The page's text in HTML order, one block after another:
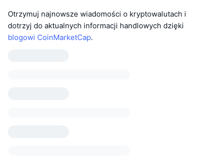
Otrzymuj najnowsze wiadomości o kryptowalutach i
dotrzyj do aktualnych informacji handlowych dzięki
blogowi CoinMarketCap.